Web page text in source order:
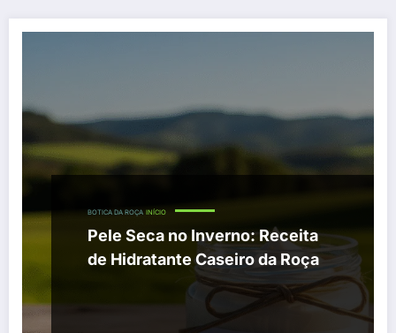
BOTICA DA ROÇA INÍCIO
Pele Seca no Inverno: Receita
de Hidratante Caseiro da Roça